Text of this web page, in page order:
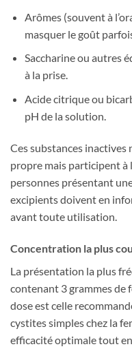
Arômes (souvent à
masquer le goût
Saccharine ou autres
à la prise.
Acide citrique ou
pH de la solution.
Ces substances inactives
propre mais participent à
personnes présentant
excipients doivent en
avant toute utilisation.
Concentration la plus
La présentation la plus
contenant 3 grammes
dose est celle
cystites simples chez la
efficacité optimale tout